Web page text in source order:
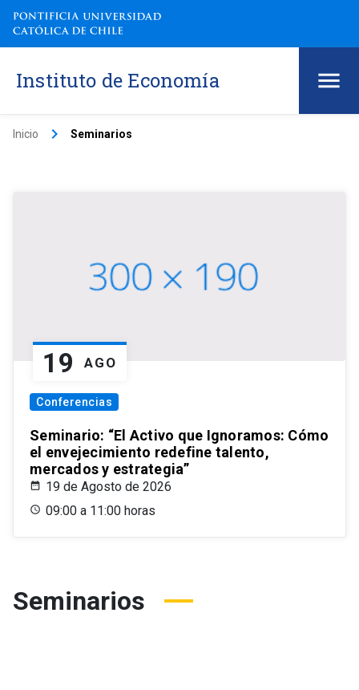
Instituto de Economía
Inicio keyboard_arrow_right Seminarios
19 AGO
Conferencias
Seminario: “El Activo que Ignoramos: Cómo
el envejecimiento redefine talento,
mercados y estrategia”
19 de Agosto de 2026
09:00 a 11:00 horas
Seminarios